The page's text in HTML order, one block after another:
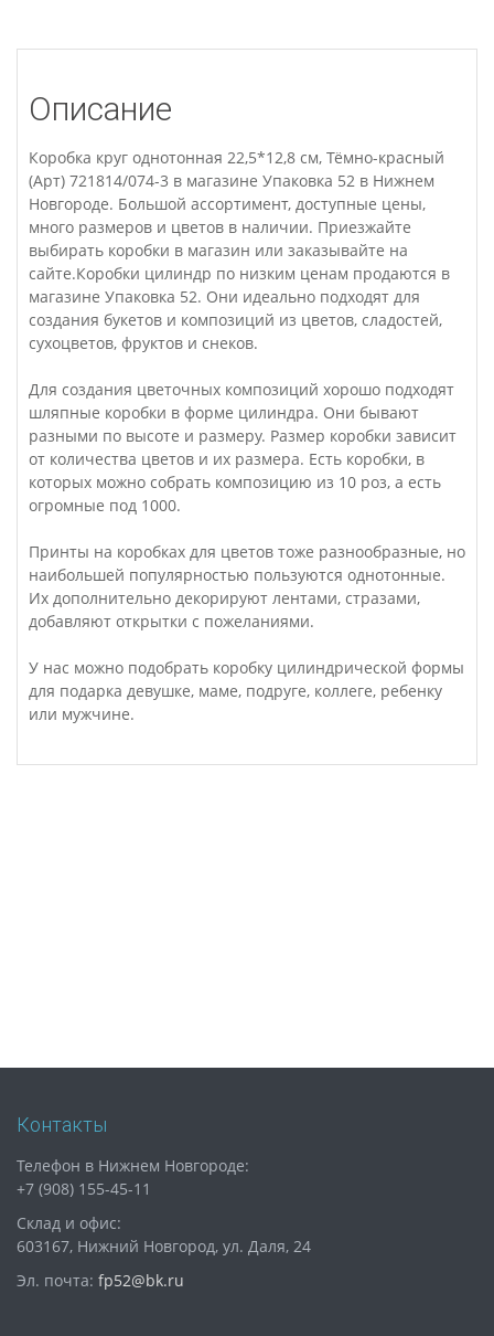
Описание
Коробка круг однотонная 22,5*12,8 см, Тёмно-красный
(Арт) 721814/074-3 в магазине Упаковка 52 в Нижнем
Новгороде. Большой ассортимент, доступные цены,
много размеров и цветов в наличии. Приезжайте
выбирать коробки в магазин или заказывайте на
сайте.Коробки цилиндр по низким ценам продаются в
магазине Упаковка 52. Они идеально подходят для
создания букетов и композиций из цветов, сладостей,
сухоцветов, фруктов и снеков.
Для создания цветочных композиций хорошо подходят
шляпные коробки в форме цилиндра. Они бывают
разными по высоте и размеру. Размер коробки зависит
от количества цветов и их размера. Есть коробки, в
которых можно собрать композицию из 10 роз, а есть
огромные под 1000.
Принты на коробках для цветов тоже разнообразные, но
наибольшей популярностью пользуются однотонные.
Их дополнительно декорируют лентами, стразами,
добавляют открытки с пожеланиями.
У нас можно подобрать коробку цилиндрической формы
для подарка девушке, маме, подруге, коллеге, ребенку
или мужчине.
Контакты
Телефон в Нижнем Новгороде:
+7 (908) 155-45-11
Склад и офис:
603167, Нижний Новгород, ул. Даля, 24
Эл. почта: fp52@bk.ru